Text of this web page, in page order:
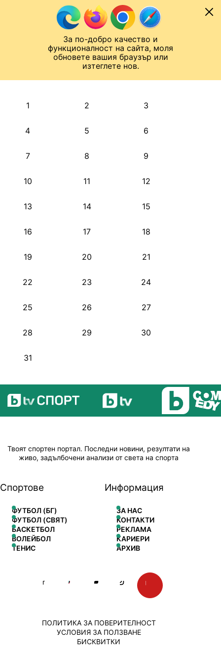
За по-добро качество и
функционалност на сайта, моля
обновете вашия браузър или
изтеглете нов.
Към съдържанието
Лига на Конференциите
1 2 3
4 5 6
7 8 9
10 11 12
13 14 15
16 17 18
19 20 21
22 23 24
25 26 27
28 29 30
31
Твоят спортен портал. Последни новини, резултати на
живо, задълбочени анализи от света на спорта
Спортове
ФУТБОЛ (БГ)
ФУТБОЛ (СВЯТ)
БАСКЕТБОЛ
ВОЛЕЙБОЛ
ТЕНИС
Информация
ЗА НАС
КОНТАКТИ
РЕКЛАМА
КАРИЕРИ
АРХИВ
ПОЛИТИКА ЗА ПОВЕРИТЕЛНОСТ
УСЛОВИЯ ЗА ПОЛЗВАНЕ
БИСКВИТКИ